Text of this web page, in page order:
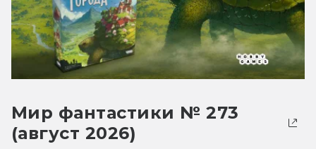
Мир фантастики № 273
(август 2026)